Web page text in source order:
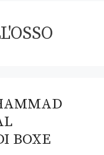
BOXE